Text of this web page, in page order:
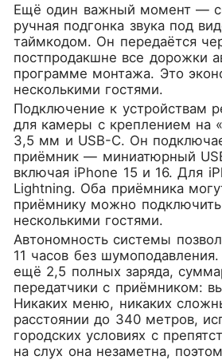
Ещё один важный момент —
ручная подгонка звука под
таймкодом. Он передаётся
постпродакшне все дорожки
программе монтажа. Это
несколькими гостями.
Подключение к устройствам
для камеры с креплением на
3,5 мм и USB-C. Он
приёмник — миниатюрный
включая iPhone 15 и 16. Для
Lightning. Оба приёмника
приёмнику можно
несколькими гостями.
Автономность системы
11 часов без
ещё 2,5 полных заряда,
передатчики с приёмником:
Никаких меню, никаких
расстоянии до 340 метров,
городских условиях с
на слух она незаметна,